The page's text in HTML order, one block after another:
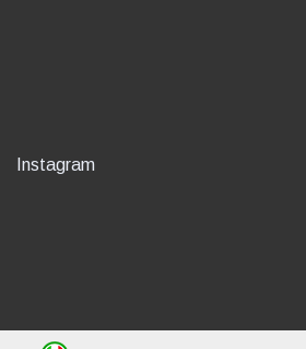
Instagram